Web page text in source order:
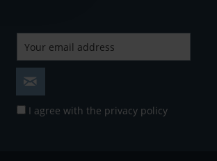
I agree with the privacy policy